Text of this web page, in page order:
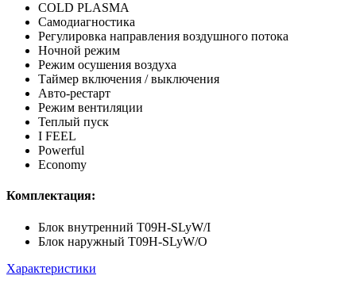
COLD PLASMA
Самодиагностика
Регулировка направления воздушного потока
Ночной режим
Режим осушения воздуха
Таймер включения / выключения
Авто-рестарт
Режим вентиляции
Теплый пуск
I FEEL
Powerful
Economy
Комплектация:
Блок внутренний T09H-SLyW/I
Блок наружный T09H-SLyW/O
Характеристики